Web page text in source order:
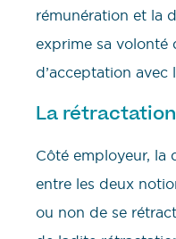
rémunération et la
exprime sa volonté
d’acceptation
La
Côté employeur, la
entre les deux
ou non de se